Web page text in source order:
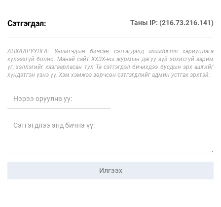
Сэтгэгдэл: Таны IP: (216.73.216.141)
АНХААРУУЛГА: Уншигчдын бичсэн сэтгэгдэлд unuudur.mn хариуцлага
хүлээхгүй болно. Манай сайт ХХЗХ-ны журмын дагуу зүй зохисгүй зарим
үг, хэллэгийг хязгаарласан тул Та сэтгэгдэл бичихдээ бусдын эрх ашгийг
хүндэтгэн үзнэ үү. Хэм хэмжээ зөрчсөн сэтгэгдлийг админ устгах эрхтэй.
Илгээх